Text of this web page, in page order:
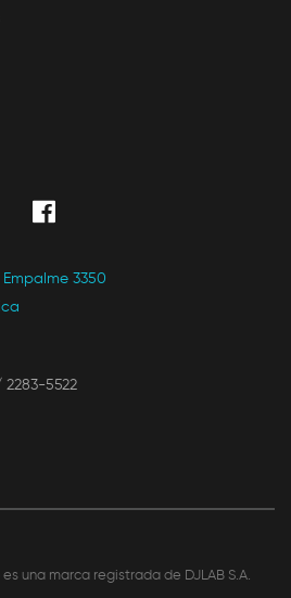
Empalme 3350
5522
es una marca registrada de DJLAB S.A.